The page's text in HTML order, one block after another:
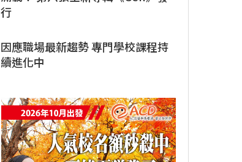
行
因應職場最新趨勢 專門學校課程持
續進化中